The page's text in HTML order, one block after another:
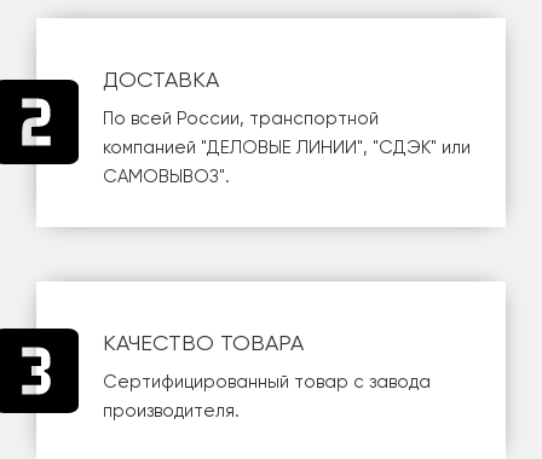
ДОСТАВКА
По всей России, транспортной
компанией "ДЕЛОВЫЕ ЛИНИИ", "СДЭК" или
САМОВЫВОЗ".
КАЧЕСТВО ТОВАРА
Сертифицированный товар с завода
производителя.